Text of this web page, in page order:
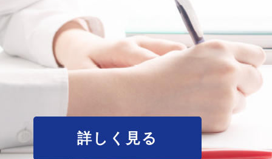
詳しく見る